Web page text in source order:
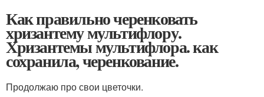
Как правильно черенковать
хризантему мультифлору.
Хризантемы мультифлора. как
сохранила, черенкование.
Продолжаю про свои цветочки.